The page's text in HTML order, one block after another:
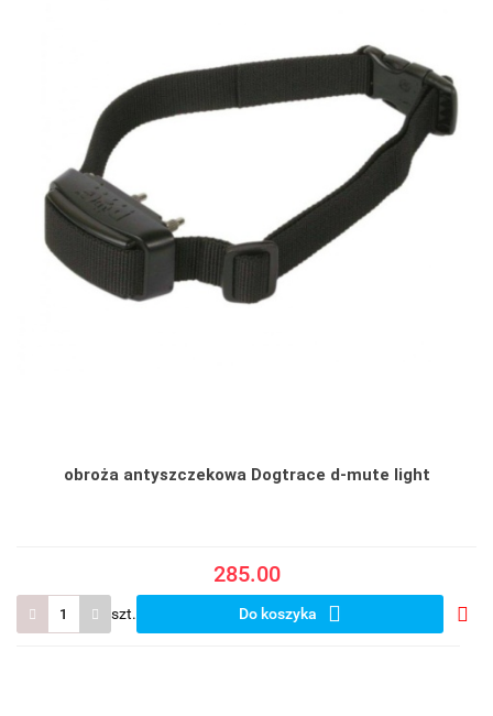
obroża antyszczekowa Dogtrace d-mute light
285.00
szt. Do koszyka